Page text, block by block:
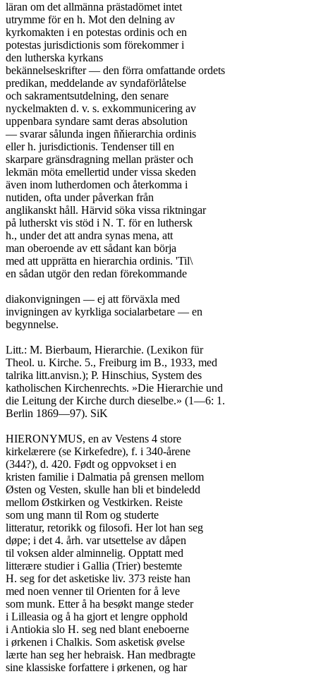
läran om det allmänna prästadömet intet
utrymme för en h. Mot den delning av
kyrkomakten i en potestas ordinis och en
potestas jurisdictionis som förekommer i
den lutherska kyrkans
bekännelseskrifter — den förra omfattande ordets
predikan, meddelande av syndaförlåtelse
och sakramentsutdelning, den senare
nyckelmakten d. v. s. exkommunicering av
uppenbara syndare samt deras absolution
— svarar sålunda ingen ñňierarchia ordinis
eller h. jurisdictionis. Tendenser till en
skarpare gränsdragning mellan präster och
lekmän möta emellertid under vissa skeden
även inom lutherdomen och återkomma i
nutiden, ofta under påverkan från
anglikanskt håll. Härvid söka vissa riktningar
på lutherskt vis stöd i N. T. för en luthersk
h., under det att andra synas mena, att
man oberoende av ett sådant kan börja
med att upprätta en hierarchia ordinis. 'Til\
en sådan utgör den redan förekommande
diakonvigningen — ej att förväxla med
invigningen av kyrkliga socialarbetare — en
begynnelse.
Litt.: M. Bierbaum, Hierarchie. (Lexikon für
Theol. u. Kirche. 5., Freiburg im B., 1933, med
talrika litt.anvisn.); P. Hinschius, System des
katholischen Kirchenrechts. »Die Hierarchie und
die Leitung der Kirche durch dieselbe.» (1—6: 1.
Berlin 1869—97). SiK
HIERONYMUS, en av Vestens 4 store
kirkelærere (se Kirkefedre), f. i 340-årene
(344?), d. 420. Født og oppvokset i en
kristen familie i Dalmatia på grensen mellom
Østen og Vesten, skulle han bli et bindeledd
mellom Østkirken og Vestkirken. Reiste
som ung mann til Rom og studerte
litteratur, retorikk og filosofi. Her lot han seg
døpe; i det 4. årh. var utsettelse av dåpen
til voksen alder alminnelig. Opptatt med
litterære studier i Gallia (Trier) bestemte
H. seg for det asketiske liv. 373 reiste han
med noen venner til Orienten for å leve
som munk. Etter å ha besøkt mange steder
i Lilleasia og å ha gjort et lengre opphold
i Antiokia slo H. seg ned blant eneboerne
i ørkenen i Chalkis. Som asketisk øvelse
lærte han seg her hebraisk. Han medbragte
sine klassiske forfattere i ørkenen, og har